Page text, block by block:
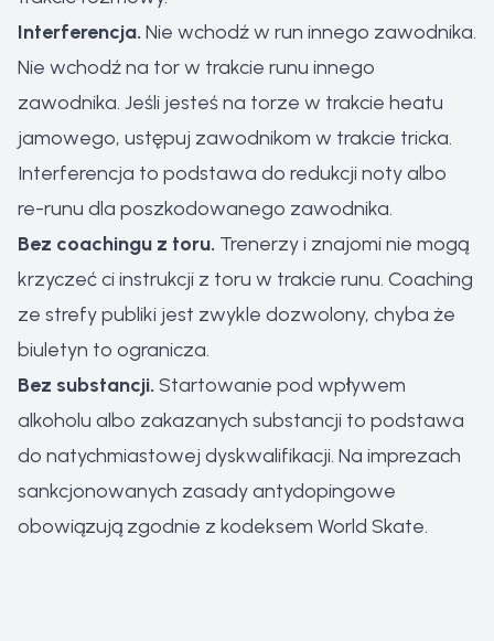
Interferencja. Nie wchodź w run innego zawodnika.
Nie wchodź na tor w trakcie runu innego
zawodnika. Jeśli jesteś na torze w trakcie heatu
jamowego, ustępuj zawodnikom w trakcie tricka.
Interferencja to podstawa do redukcji noty albo
re-runu dla poszkodowanego zawodnika.
Bez coachingu z toru. Trenerzy i znajomi nie mogą
krzyczeć ci instrukcji z toru w trakcie runu. Coaching
ze strefy publiki jest zwykle dozwolony, chyba że
biuletyn to ogranicza.
Bez substancji. Startowanie pod wpływem
alkoholu albo zakazanych substancji to podstawa
do natychmiastowej dyskwalifikacji. Na imprezach
sankcjonowanych zasady antydopingowe
obowiązują zgodnie z kodeksem World Skate.